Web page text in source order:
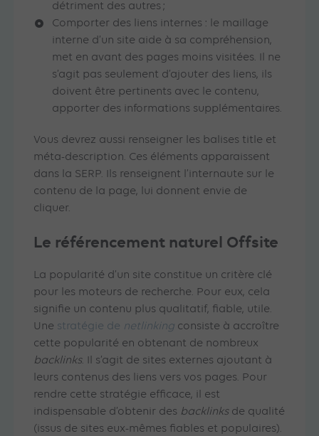
détriment des autres ;
Comporter des liens internes : le maillage
interne d’un site aide à sa compréhension,
met en avant des pages moins visitées. Il ne
s’agit pas seulement d’ajouter des liens, ils
doivent être pertinents avec le contenu,
apporter des informations supplémentaires.
Vous devrez aussi renseigner les balises title et
méta-description. Ces éléments apparaissent
dans la SERP. Ils renseignent l’internaute sur le
contenu de la page, lui donnent envie de
cliquer.
Le référencement naturel Offsite
La popularité d’un site constitue un critère clé
pour les moteurs de recherche. Pour eux, cela
signifie un contenu plus qualitatif, fiable, utile.
Une stratégie de netlinking consiste à accroître
cette popularité en obtenant de nombreux
backlinks. Il s’agit de sites externes ajoutant à
leurs contenus des liens vers vos pages. Pour
rendre cette stratégie efficace, il est
indispensable d’obtenir des backlinksde qualité
(issus de sites eux-mêmes fiables et populaires).